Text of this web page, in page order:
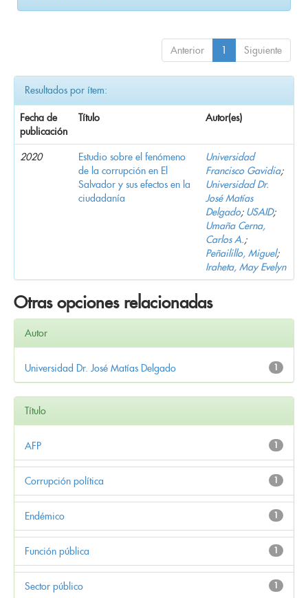
Anterior 1 Siguiente
Resultados por ítem:
Fecha de
publicación
Título Autor(es)
2020
Estudio sobre el fenómeno
de la corrupción en El
Salvador y sus efectos en la
ciudadanía
Universidad
Francisco Gavidia;
Universidad Dr.
José Matías
Delgado; USAID;
Umaña Cerna,
Carlos A.;
Peñailillo, Miguel;
Iraheta, May Evelyn
Otras opciones relacionadas
Autor
1
Universidad Dr. José Matías Delgado
Título
1
AFP
1
Corrupción política
1
Endémico
1
Función pública
1
Sector público